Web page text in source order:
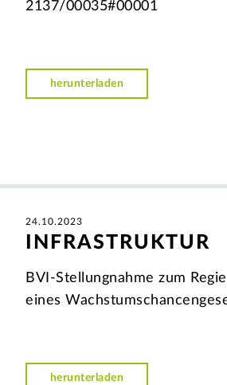
2137/00035#00001
herunterladen
24.10.2023
INFRASTRUKTUR
BVI-Stellungnahme zum
eines
herunterladen